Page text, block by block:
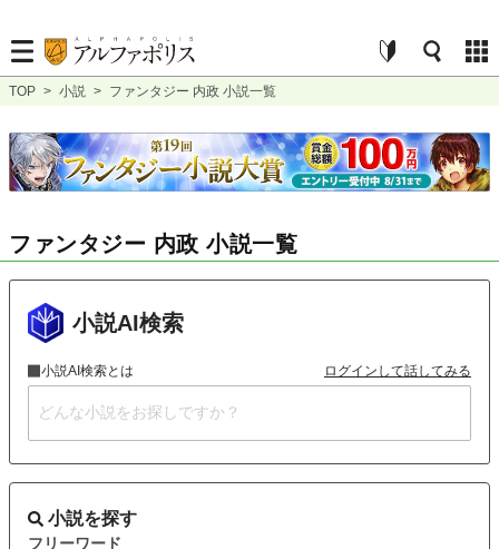
TOP > 小説 > ファンタジー 内政 小説一覧
ファンタジー 内政 小説一覧
小説AI検索
小説AI検索とは ログインして話してみる
小説を探す
フリーワード